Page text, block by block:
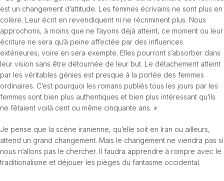
est un changement d’attitude. Les femmes écrivains ne sont plus en
colère. Leur écrit en revendiquent ni ne récriminent plus. Nous
approchons, à moins que ne l’ayons déjà atteint, ce moment ou leur
écriture ne sera qu’à peine affectée par des influences
extérieures, voire en sera exempte. Elles pourront s’absorber dans
leur vision sans être détournée de leur but. Le détachement atteint
par les véritables génies est presque à la portée des femmes
ordinaires. C’est pourquoi les romans publiés tous les jours par les
femmes sont bien plus authentiques et bien plus intéressant qu’ils
ne l’étaient voilà cent ou même cinquante ans. »
Je pense que la scène iranienne, qu’elle soit en Iran ou ailleurs,
attend un grand changement. Mais le changement ne viendra pas si
nous n’allons pas le chercher. Il faudra apprendre à rompre avec le
traditionalisme et déjouer les pièges du fantasme occidental.